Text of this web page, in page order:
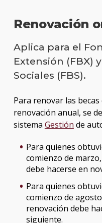
Renovación
Aplica para el
Extensión (FBX)
Sociales (FBS).
Para renovar las
renovación anual, se
sistema Gestión de
Para quienes
comienzo de
debe hacerse en
Para quienes
comienzo de
renovación debe
siguiente.